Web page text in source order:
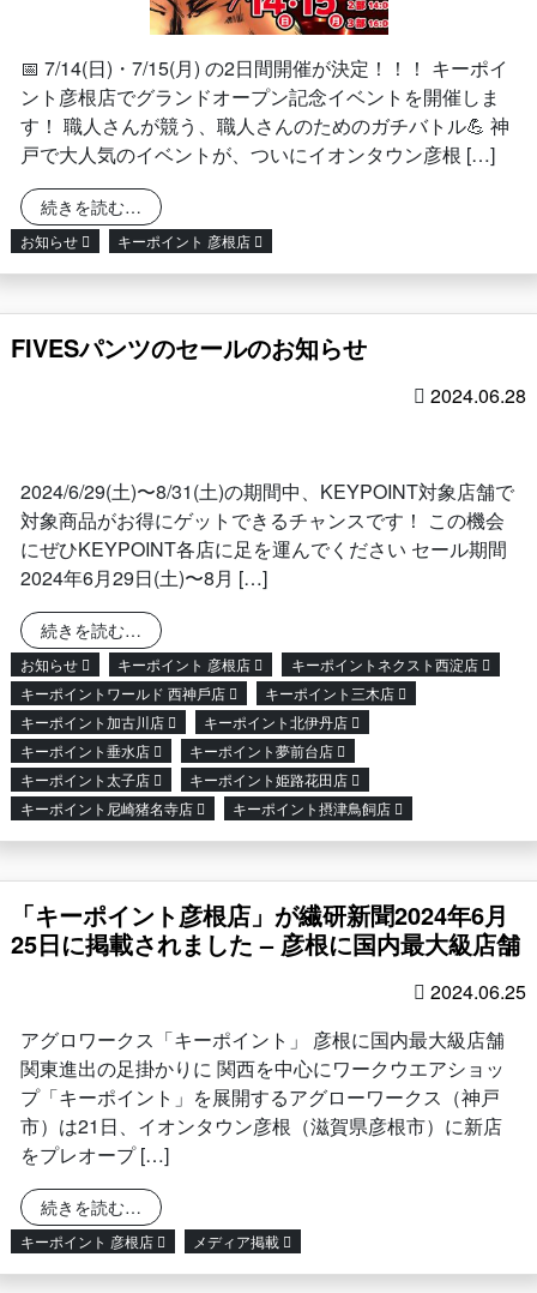
📅 7/14(日)・7/15(月) の2日間開催が決定！！！ キーポイ
ント彦根店でグランドオープン記念イベントを開催しま
す！ 職人さんが競う、職人さんのためのガチバトル💪 神
戸で大人気のイベントが、ついにイオンタウン彦根 […]
続きを読む… from 男気!! アグロ塾 in 彦根 開催決定！
お知らせ キーポイント 彦根店
FIVESパンツのセールのお知らせ
2024.06.28
2024/6/29(土)〜8/31(土)の期間中、KEYPOINT対象店舗で
対象商品がお得にゲットできるチャンスです！ この機会
にぜひKEYPOINT各店に足を運んでください セール期間
2024年6月29日(土)〜8月 […]
続きを読む… from FIVESパンツのセールのお知らせ
お知らせ キーポイント 彦根店
キーポイントネクスト西淀店
キーポイントワールド ⻄神戶店
キーポイント三木店
キーポイント加古川店
キーポイント北伊丹店
キーポイント垂水店
キーポイント夢前台店
キーポイント太子店
キーポイント姫路花田店
キーポイント尼崎猪名寺店
キーポイント摂津鳥飼店
「キーポイント彦根店」が繊研新聞2024年6月
25日に掲載されました – 彦根に国内最大級店舗
2024.06.25
アグロワークス「キーポイント」 彦根に国内最大級店舗
関東進出の足掛かりに 関西を中心にワークウエアショッ
プ「キーポイント」を展開するアグローワークス（神戸
市）は21日、イオンタウン彦根（滋賀県彦根市）に新店
をプレオープ […]
続きを読む… from 「キーポイント彦根店」が繊研新聞2024年6
キーポイント 彦根店 メディア掲載